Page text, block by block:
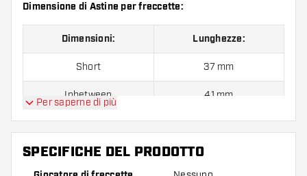
Dimensione di Astine per freccette:
Dimensioni: Lunghezze:
Short 37 mm
Inbetween 41 mm
Medium 48 mm
Confezione da 3 pezzi.
Per saperne di più
SPECIFICHE DEL PRODOTTO